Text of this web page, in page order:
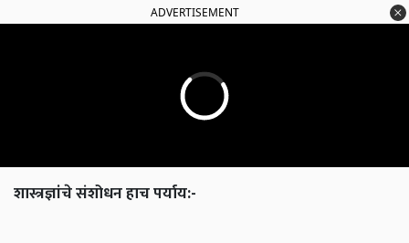
ADVERTISEMENT
शास्त्रज्ञांचे संशोधन हाच पर्याय:-